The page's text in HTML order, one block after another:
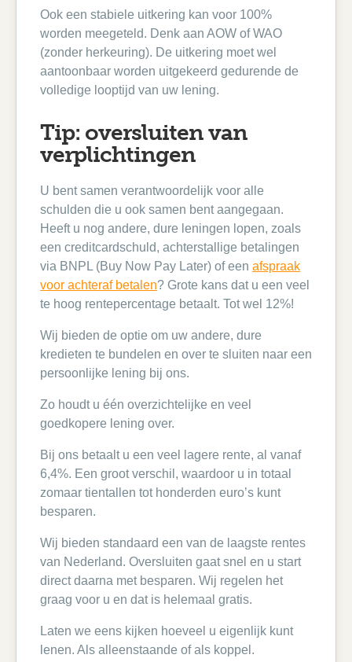
Ook een stabiele uitkering kan voor 100%
worden meegeteld. Denk aan AOW of WAO
(zonder herkeuring). De uitkering moet wel
aantoonbaar worden uitgekeerd gedurende de
volledige looptijd van uw lening.
Tip: oversluiten van
verplichtingen
U bent samen verantwoordelijk voor alle
schulden die u ook samen bent aangegaan.
Heeft u nog andere, dure leningen lopen, zoals
een creditcardschuld, achterstallige betalingen
via BNPL (Buy Now Pay Later) of een afspraak
voor achteraf betalen? Grote kans dat u een veel
te hoog rentepercentage betaalt. Tot wel 12%!
Wij bieden de optie om uw andere, dure
kredieten te bundelen en over te sluiten naar een
persoonlijke lening bij ons.
Zo houdt u één overzichtelijke en veel
goedkopere lening over.
Bij ons betaalt u een veel lagere rente, al vanaf
6,4%. Een groot verschil, waardoor u in totaal
zomaar tientallen tot honderden euro’s kunt
besparen.
Wij bieden standaard een van de laagste rentes
van Nederland. Oversluiten gaat snel en u start
direct daarna met besparen. Wij regelen het
graag voor u en dat is helemaal gratis.
Laten we eens kijken hoeveel u eigenlijk kunt
lenen. Als alleenstaande of als koppel.